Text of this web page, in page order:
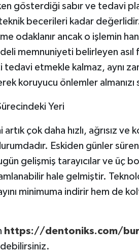
gösterdiği sabır ve tedavi
becerileri kadar
odaklanır ancak o işlemin
memnuniyeti belirleyen
tedavi etmekle kalmaz, aynı
koruyucu önlemler almanızı
Yeri
çok daha hızlı, ağrısız ve
Eskiden günler
gelişmiş tarayıcılar ve üç
hale gelmiştir.
minimuma indirir hem de
https://dentoniks.com/